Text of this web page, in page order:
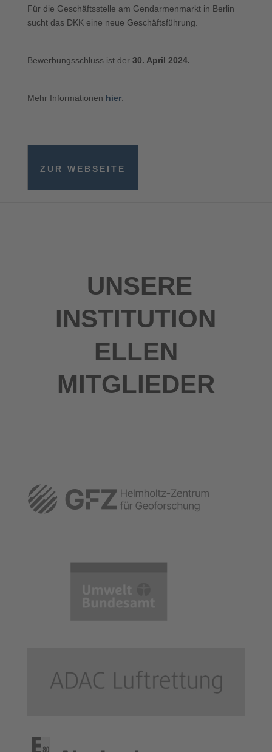
Für die Geschäftsstelle am Gendarmenmarkt in Berlin
sucht das DKK eine neue Geschäftsführung.
Bewerbungsschluss ist der 30. April 2024.
Mehr Informationen hier.
ZUR WEBSEITE
UNSERE
INSTITUTION
ELLEN
MITGLIEDER